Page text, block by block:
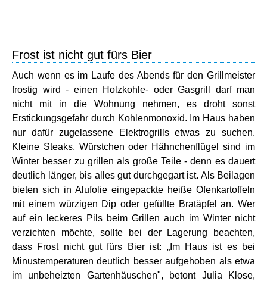
Frost ist nicht gut fürs Bier
Auch wenn es im Laufe des Abends für den Grillmeister
frostig wird - einen Holzkohle- oder Gasgrill darf man
nicht mit in die Wohnung nehmen, es droht sonst
Erstickungsgefahr durch Kohlenmonoxid. Im Haus haben
nur dafür zugelassene Elektrogrills etwas zu suchen.
Kleine Steaks, Würstchen oder Hähnchenflügel sind im
Winter besser zu grillen als große Teile - denn es dauert
deutlich länger, bis alles gut durchgegart ist. Als Beilagen
bieten sich in Alufolie eingepackte heiße Ofenkartoffeln
mit einem würzigen Dip oder gefüllte Bratäpfel an. Wer
auf ein leckeres Pils beim Grillen auch im Winter nicht
verzichten möchte, sollte bei der Lagerung beachten,
dass Frost nicht gut fürs Bier ist: „Im Haus ist es bei
Minustemperaturen deutlich besser aufgehoben als etwa
im unbeheizten Gartenhäuschen", betont Julia Klose,